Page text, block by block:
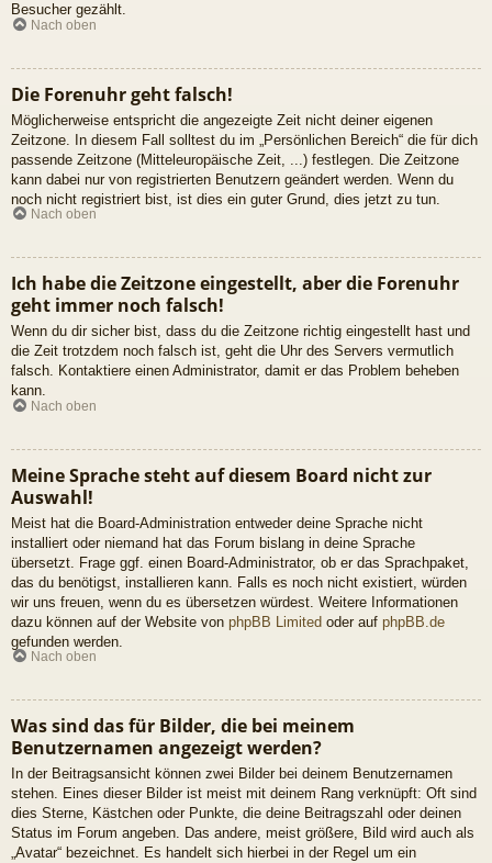
Besucher gezählt.
Nach oben
Die Forenuhr geht falsch!
Möglicherweise entspricht die angezeigte Zeit nicht deiner eigenen
Zeitzone. In diesem Fall solltest du im „Persönlichen Bereich“ die für dich
passende Zeitzone (Mitteleuropäische Zeit, ...) festlegen. Die Zeitzone
kann dabei nur von registrierten Benutzern geändert werden. Wenn du
noch nicht registriert bist, ist dies ein guter Grund, dies jetzt zu tun.
Nach oben
Ich habe die Zeitzone eingestellt, aber die Forenuhr
geht immer noch falsch!
Wenn du dir sicher bist, dass du die Zeitzone richtig eingestellt hast und
die Zeit trotzdem noch falsch ist, geht die Uhr des Servers vermutlich
falsch. Kontaktiere einen Administrator, damit er das Problem beheben
kann.
Nach oben
Meine Sprache steht auf diesem Board nicht zur
Auswahl!
Meist hat die Board-Administration entweder deine Sprache nicht
installiert oder niemand hat das Forum bislang in deine Sprache
übersetzt. Frage ggf. einen Board-Administrator, ob er das Sprachpaket,
das du benötigst, installieren kann. Falls es noch nicht existiert, würden
wir uns freuen, wenn du es übersetzen würdest. Weitere Informationen
dazu können auf der Website von phpBB Limited oder auf phpBB.de
gefunden werden.
Nach oben
Was sind das für Bilder, die bei meinem
Benutzernamen angezeigt werden?
In der Beitragsansicht können zwei Bilder bei deinem Benutzernamen
stehen. Eines dieser Bilder ist meist mit deinem Rang verknüpft: Oft sind
dies Sterne, Kästchen oder Punkte, die deine Beitragszahl oder deinen
Status im Forum angeben. Das andere, meist größere, Bild wird auch als
„Avatar“ bezeichnet. Es handelt sich hierbei in der Regel um ein